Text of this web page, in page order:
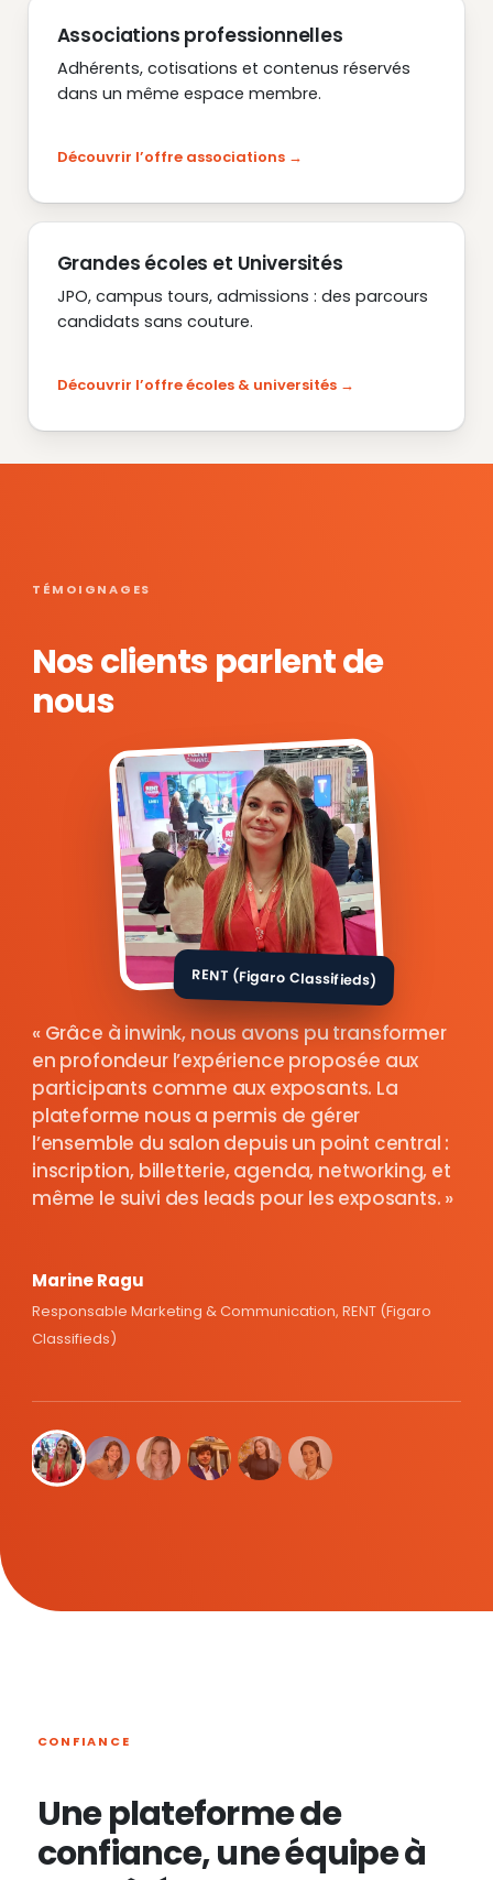
Associations professionnelles
Adhérents, cotisations et contenus réservés
dans un même espace membre.
Découvrir l’offre associations
Grandes écoles et Universités
JPO, campus tours, admissions : des parcours
candidats sans couture.
Découvrir l’offre écoles & universités
TÉMOIGNAGES
Nos clients parlent de
nous
RENT (Figaro Classifieds)
Grâce à inwink, nous avons pu transformer
en profondeur l’expérience proposée aux
participants comme aux exposants. La
plateforme nous a permis de gérer
l’ensemble du salon depuis un point central :
inscription, billetterie, agenda, networking, et
même le suivi des leads pour les exposants.
Marine Ragu
Responsable Marketing & Communication, RENT (Figaro
Classifieds)
CONFIANCE
Une plateforme de
confiance, une équipe à